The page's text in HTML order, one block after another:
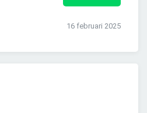
16 februari 2025